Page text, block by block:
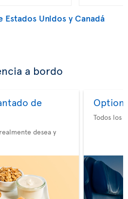
Unidos y Canadá
a bordo
de
desea y
Option
Todos los